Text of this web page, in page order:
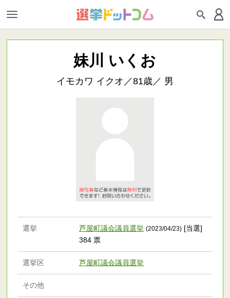
妹川 いくお
イモカワ イクオ／81歳／ 男
選挙 芦屋町議会議員選挙 (2023/04/23) [当選]
384 票
選挙区 芦屋町議会議員選挙
その他